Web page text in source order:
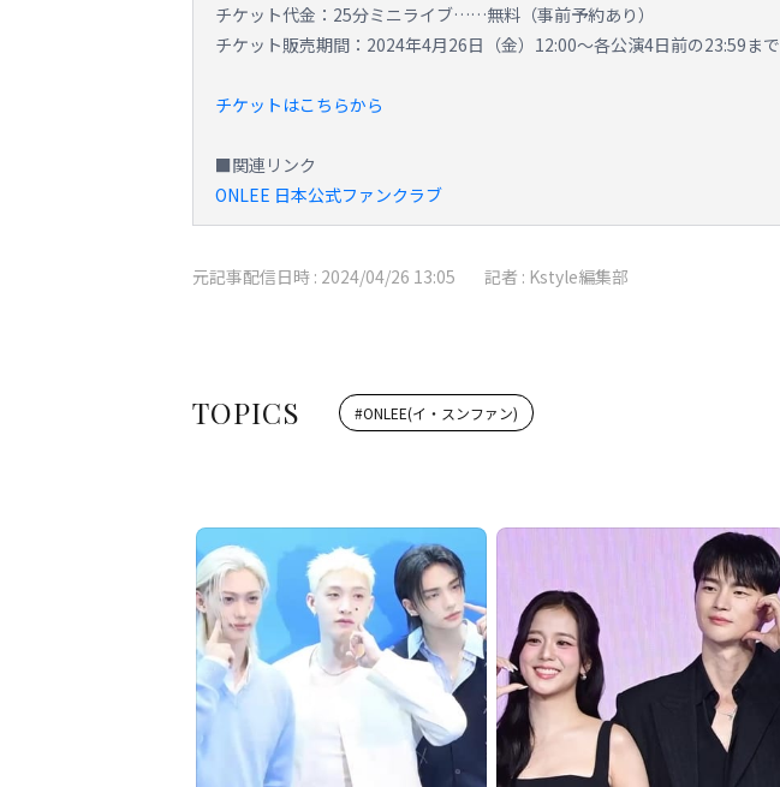
チケット代金：25分ミニライブ……無料（事前予約あり）
チケット販売期間：2024年4月26日（金）12:00～各公演4日前の23:59まで
チケットはこちらから
■関連リンク
ONLEE 日本公式ファンクラブ
元記事配信日時 : 2024/04/26 13:05 記者 : Kstyle編集部
TOPICS #ONLEE(イ・スンファン)